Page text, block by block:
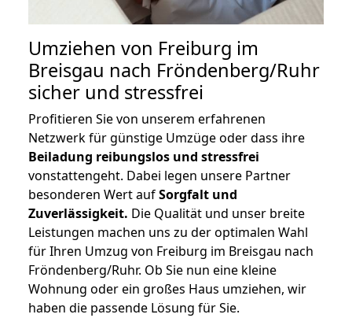
Umziehen von Freiburg im
Breisgau nach Fröndenberg/Ruhr
sicher und stressfrei
Profitieren Sie von unserem erfahrenen
Netzwerk für günstige Umzüge oder dass ihre
Beiladung reibungslos und stressfrei
vonstattengeht. Dabei legen unsere Partner
besonderen Wert aufSorgfalt und
Zuverlässigkeit. Die Qualität und unser breite
Leistungen machen uns zu der optimalen Wahl
für Ihren Umzug von Freiburg im Breisgau nach
Fröndenberg/Ruhr. Ob Sie nun eine kleine
Wohnung oder ein großes Haus umziehen, wir
haben die passende Lösung für Sie.